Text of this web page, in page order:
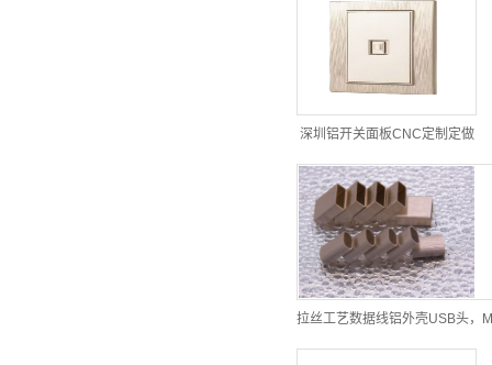
深圳铝开关面板CNC定制定做
拉丝工艺数据线铝外壳USB头，